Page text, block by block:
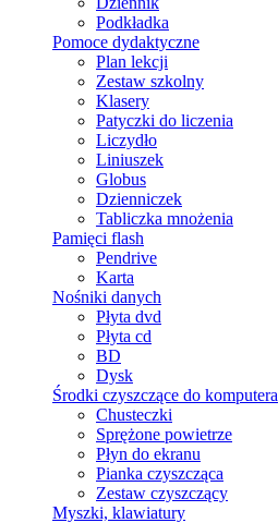
Podkładka
Pomoce dydaktyczne
Plan lekcji
Zestaw szkolny
Klasery
Patyczki do liczenia
Liczydło
Liniuszek
Globus
Dzienniczek
Tabliczka mnożenia
Pamięci flash
Pendrive
Karta
Nośniki danych
Płyta dvd
Płyta cd
BD
Dysk
Środki czyszczące do komputera
Chusteczki
Sprężone powietrze
Płyn do ekranu
Pianka czyszcząca
Zestaw czyszczący
Myszki, klawiatury